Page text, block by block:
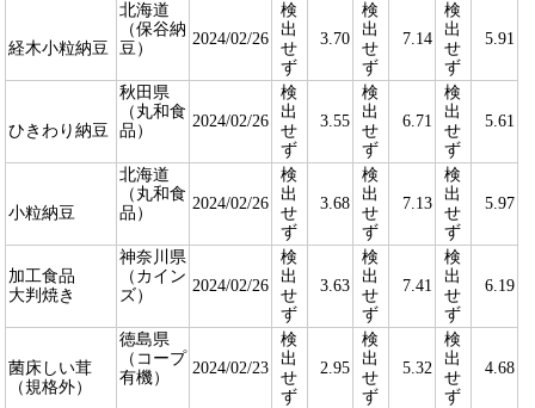
経木小粒納豆
北海道
（保谷納
豆）
2024/02/26
検
出
せ
ず
3.70
検
出
せ
ず
7.14
検
出
せ
ず
5.91
ひきわり納豆
秋田県
（丸和食
品）
2024/02/26
検
出
せ
ず
3.55
検
出
せ
ず
6.71
検
出
せ
ず
5.61
小粒納豆
北海道
（丸和食
品）
2024/02/26
検
出
せ
ず
3.68
検
出
せ
ず
7.13
検
出
せ
ず
5.97
加工食品
大判焼き
神奈川県
（カイン
ズ）
2024/02/26
検
出
せ
ず
3.63
検
出
せ
ず
7.41
検
出
せ
ず
6.19
菌床しい茸
（規格外）
徳島県
（コープ
有機）
2024/02/23
検
出
せ
ず
2.95
検
出
せ
ず
5.32
検
出
せ
ず
4.68